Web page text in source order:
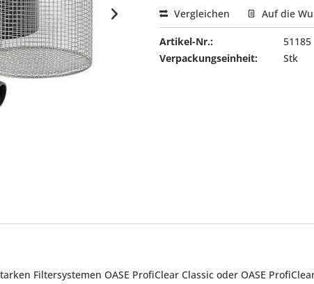
Vergleichen Auf die
Artikel-Nr.:
51185
Verpackungseinheit:
Stk
Filtersystemen OASE ProfiClear Classic oder OASE